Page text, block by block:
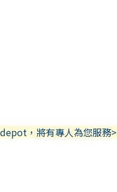
，將有專人為您服務>